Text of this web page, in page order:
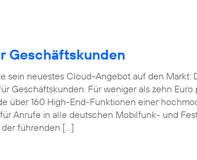
Geschäftskunden
sein neuestes Cloud-Angebot auf den Markt:
Geschäftskunden. Für weniger als zehn Euro
über 160 High-End-Funktionen einer
Anrufe in alle deutschen Mobilfunk- und
führenden […]